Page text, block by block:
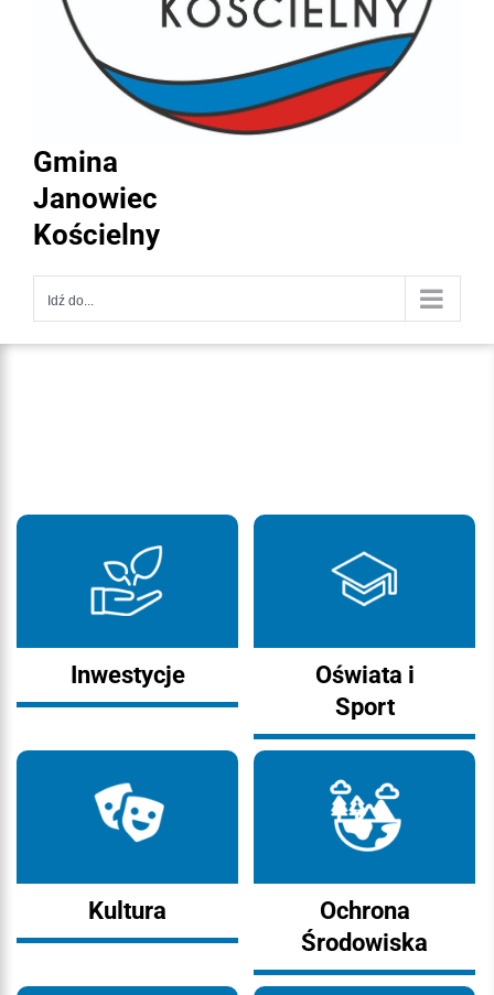
Gmina
Janowiec
Kościelny
Idź do...
Inwestycje
Oświata i
Sport
Kultura
Ochrona
Środowiska